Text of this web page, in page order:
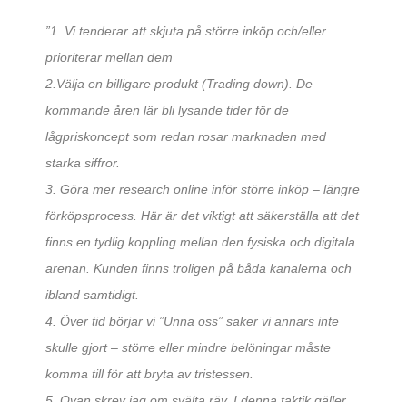
”1. Vi tenderar att skjuta på större inköp och/eller
prioriterar mellan dem
2.Välja en billigare produkt (Trading down). De
kommande åren lär bli lysande tider för de
lågpriskoncept som redan rosar marknaden med
starka siffror.
3. Göra mer research online inför större inköp – längre
förköpsprocess. Här är det viktigt att säkerställa att det
finns en tydlig koppling mellan den fysiska och digitala
arenan. Kunden finns troligen på båda kanalerna och
ibland samtidigt.
4. Över tid börjar vi ”Unna oss” saker vi annars inte
skulle gjort – större eller mindre belöningar måste
komma till för att bryta av tristessen.